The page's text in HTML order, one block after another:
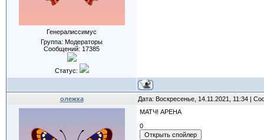
Генералиссимус
Группа: Модераторы
Сообщений: 17385
Статус:
олежка
Дата: Воскресенье, 14.11.2021, 11:34 |
МАТЧ! АРЕНА
0